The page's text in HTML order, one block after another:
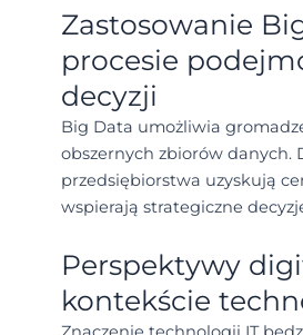
Zastosowanie
procesie
decyzji
Big Data umożliwia
obszernych zbiorów danych.
przedsiębiorstwa uzyskują
wspierają strategiczne
Perspektywy
kontekście